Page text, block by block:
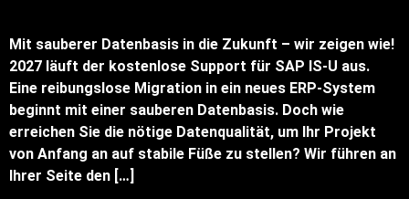
Mit sauberer Datenbasis in die Zukunft – wir zeigen wie!
2027 läuft der kostenlose Support für SAP IS-U aus.
Eine reibungslose Migration in ein neues ERP-System
beginnt mit einer sauberen Datenbasis. Doch wie
erreichen Sie die nötige Datenqualität, um Ihr Projekt
von Anfang an auf stabile Füße zu stellen? Wir führen an
Ihrer Seite den […]